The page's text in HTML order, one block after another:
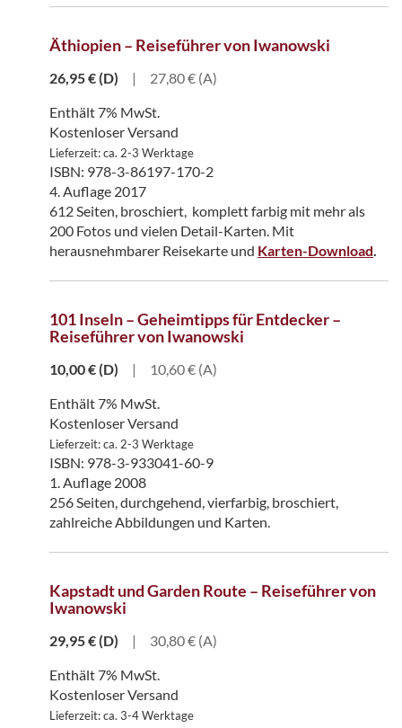
Äthiopien – Reiseführer von Iwanowski
26,95€(D) |
27,80 € (A)
Enthält 7% MwSt.
Kostenloser Versand
Lieferzeit: ca. 2-3 Werktage
ISBN: 978-3-86197-170-2
4. Auflage 2017
612 Seiten, broschiert, komplett farbig mit mehr als
200 Fotos und vielen Detail-Karten. Mit
herausnehmbarer Reisekarte und Karten-Download.
101 Inseln – Geheimtipps für Entdecker –
Reiseführer von Iwanowski
10,00€(D) |
10,60 € (A)
Enthält 7% MwSt.
Kostenloser Versand
Lieferzeit: ca. 2-3 Werktage
ISBN: 978-3-933041-60-9
1. Auflage 2008
256 Seiten, durchgehend, vierfarbig, broschiert,
zahlreiche Abbildungen und Karten.
Kapstadt und Garden Route – Reiseführer von
Iwanowski
29,95€(D) |
30,80 € (A)
Enthält 7% MwSt.
Kostenloser Versand
Lieferzeit: ca. 3-4 Werktage